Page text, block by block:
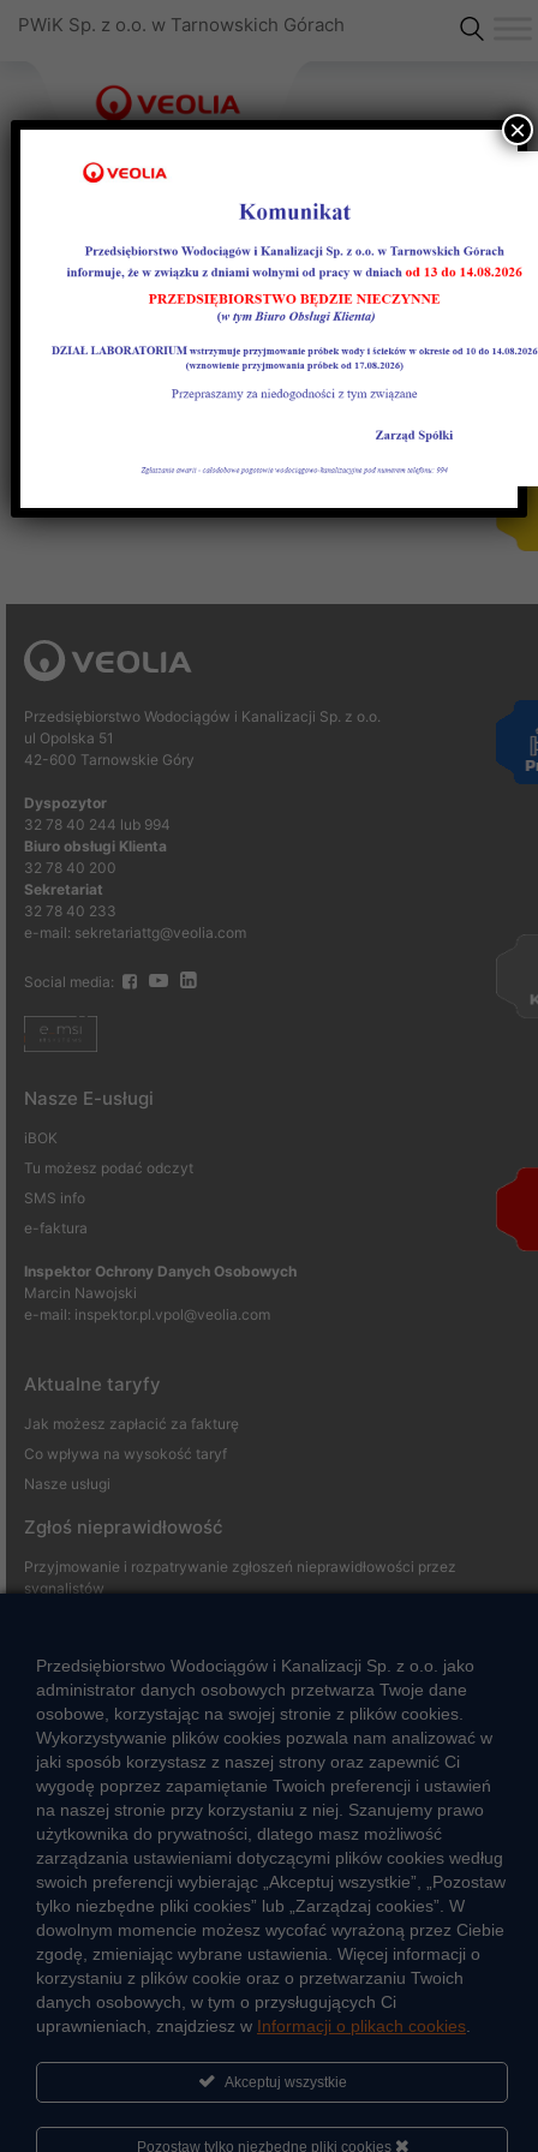
PWiK Sp. z o.o. w Tarnowskich Górach
Wniosek o wydanie
protokołu odbioru
końcowego
NOWY_wniosek_o_wydanie_protokołu_odbioru_końcowego
Przedsiębiorstwo Wodociągów i Kanalizacji Sp. z o.o.
ul Opolska 51
42-600 Tarnowskie Góry
Dyspozytor
32 78 40 244 lub 994
Biuro obsługi Klienta
32 78 40 200
Sekretariat
32 78 40 233
e-mail: sekretariattg@veolia.com
Social media:
Nasze E-usługi
iBOK
Tu możesz podać odczyt
SMS info
e-faktura
Inspektor Ochrony Danych Osobowych
Marcin Nawojski
e-mail: inspektor.pl.vpol@veolia.com
Aktualne taryfy
Jak możesz zapłacić za fakturę
Co wpływa na wysokość taryf
Nasze usługi
Zgłoś nieprawidłowość
Przyjmowanie i rozpatrywanie zgłoszeń nieprawidłowości przez
sygnalistów
Strefa klienta
Aktualności
Informacja o jakości wody
Informacje o przerwach w dostawie wody
Pogotowie wodociągowe
Jak oszczędzać wodę
Czego nie wrzucać do kanalizacji
Jak unikać strat wody
Nawyki eko-mieszkańca
Dane kluczowe
Sieć wodociągowa i ujęcia wody
Jak kontrolujemy jakość wody i ścieków
Cyberbezpieczeństwo
×
Przedsiębiorstwo Wodociągów i Kanalizacji Sp. z o.o. jako
administrator danych osobowych przetwarza Twoje dane
osobowe, korzystając na swojej stronie z plików cookies.
Wykorzystywanie plików cookies pozwala nam analizować w
jaki sposób korzystasz z naszej strony oraz zapewnić Ci
wygodę poprzez zapamiętanie Twoich preferencji i ustawień
na naszej stronie przy korzystaniu z niej. Szanujemy prawo
użytkownika do prywatności, dlatego masz możliwość
zarządzania ustawieniami dotyczącymi plików cookies według
swoich preferencji wybierając „Akceptuj wszystkie”, „Pozostaw
tylko niezbędne pliki cookies” lub „Zarządzaj cookies”. W
dowolnym momencie możesz wycofać wyrażoną przez Ciebie
zgodę, zmieniając wybrane ustawienia. Więcej informacji o
korzystaniu z plików cookie oraz o przetwarzaniu Twoich
danych osobowych, w tym o przysługujących Ci
uprawnieniach, znajdziesz w Informacji o plikach cookies
Akceptuj wszystkie
Pozostaw tylko niezbędne pliki cookies